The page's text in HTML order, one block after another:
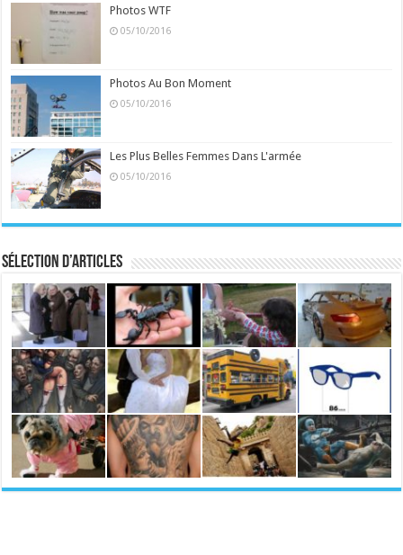
Photos WTF
05/10/2016
Photos Au Bon Moment
05/10/2016
Les Plus Belles Femmes Dans L'armée
05/10/2016
Sélection d’articles